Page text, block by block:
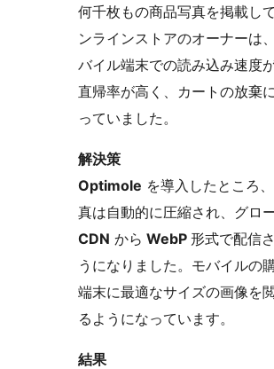
何千枚もの商品写真を掲載し
ンラインストアのオーナーは
バイル端末での読み込み速度が
直帰率が高く、カートの放棄
っていました。
解決策
Optimole を導入したところ
真は自動的に圧縮され、グロ
CDN から WebP 形式で配信
うになりました。モバイルの
端末に最適なサイズの画像を
るようになっています。
結果